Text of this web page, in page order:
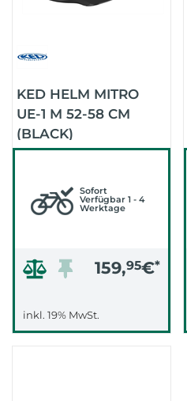
KED HELM MITRO
UE-1 M 52-58 CM
(BLACK)
Sofort
Verfügbar 1 - 4
Werktage
159,95€*
inkl. 19% MwSt.